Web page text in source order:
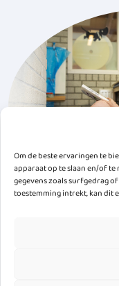
Om de beste ervaringen te
apparaat op te slaan en/of
gegevens zoals surfgedrag
toestemming intrekt, kan dit
Aanmelden